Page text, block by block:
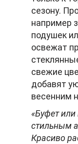
сезону.
например
подушек
освежат
свежие
добавят
весенним
«Буфет или
стильным
Красиво